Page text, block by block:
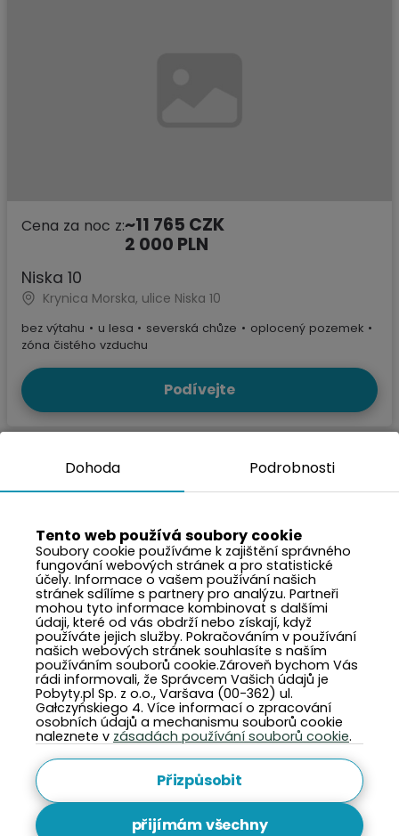
Cena za noc z:~11 765 CZK
2 000 PLN
Niska 10
Krynica Morska, ulice Niska 10
bez výtahu • u lesa • severská chůze • oplocený pozemek •
zóna čistého vzduchu
Podívejte
Cena za noc z:~11 765 CZK
2 000 PLN
Willa Hania
Krynica Morska, ulice Teleekspresu 2 D
u lesa severská chůze • oplocený pozemek
zóna čistého vzduchu • segregace odpadů
Dohoda Podrobnosti
Tento web používá soubory cookie
Soubory cookie používáme k zajištění správného
fungování webových stránek a pro statistické
účely. Informace o vašem používání našich
stránek sdílíme s partnery pro analýzu. Partneři
mohou tyto informace kombinovat s dalšími
údaji, které od vás obdrží nebo získají, když
používáte jejich služby. Pokračováním v používání
našich webových stránek souhlasíte s naším
používáním souborů cookie.Zároveň bychom Vás
rádi informovali, že Správcem Vašich údajů je
Pobyty.pl Sp. z o.o., Varšava (00-362) ul.
Gałczyńskiego 4. Více informací o zpracování
osobních údajů a mechanismu souborů cookie
naleznete v zásadách používání souborů cookie.
Přizpůsobit
přijímám všechny